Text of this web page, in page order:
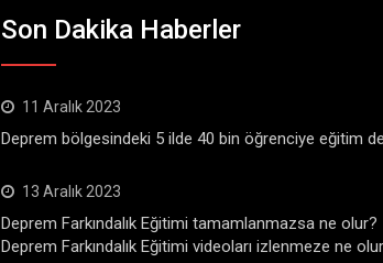
Son Dakika Haberler
11 Aralık 2023
Deprem bölgesindeki 5 ilde 40 bin öğrenciye eğitim
13 Aralık 2023
Deprem Farkındalık Eğitimi tamamlanmazsa ne olur?
Deprem Farkındalık Eğitimi videoları izlenmeze ne